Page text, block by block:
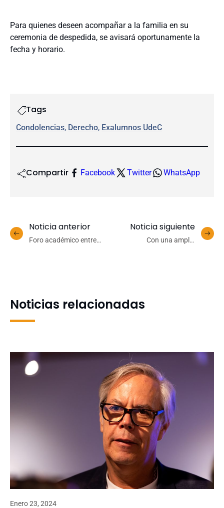
Para quienes deseen acompañar a la familia en su
ceremonia de despedida, se avisará oportunamente la
fecha y horario.
Tags
Condolencias, Derecho, Exalumnos UdeC
Compartir Facebook Twitter WhatsApp
Noticia anterior
Foro académico entre
Noticia siguiente
Con una amplia
Noticias relacionadas
Enero 23, 2024